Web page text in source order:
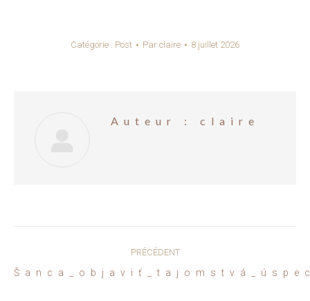
Catégorie : Post Par claire 8 juillet 2026
Auteur : claire
PRÉCÉDENT
Article